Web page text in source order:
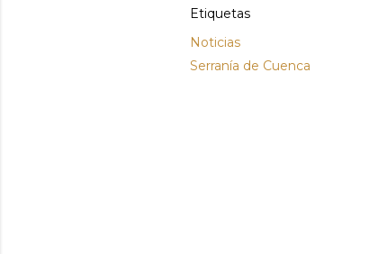
Etiquetas
Noticias
Serranía de Cuenca